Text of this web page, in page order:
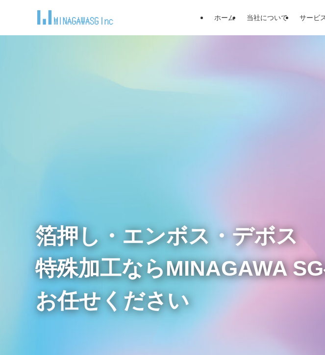
ホーム 当社について サービ
箔押し・エンボス・デボス
特殊加工ならMINAGAWA
お任せください